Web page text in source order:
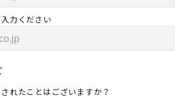
力ください
れたことはございますか？